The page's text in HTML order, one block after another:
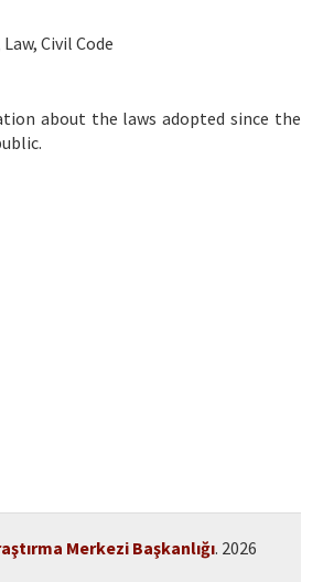
Civil Code
about the laws adopted since the
Merkezi Başkanlığı. 2026